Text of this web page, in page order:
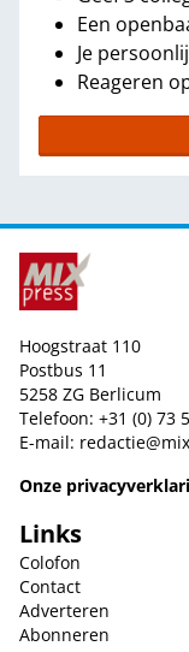
Een
Je
Reageren
Hoogstraat 110
Postbus 11
5258 ZG Berlicum
Telefoon: +31 (0) 73
E-mail:
Onze
Links
Colofon
Contact
Adverteren
Abonneren